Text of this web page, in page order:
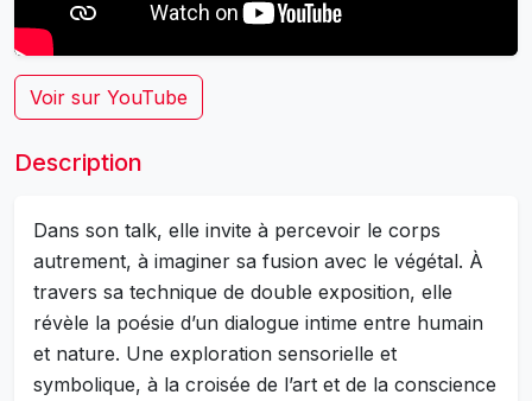
Voir sur YouTube
Description
Dans son talk, elle invite à percevoir le corps
autrement, à imaginer sa fusion avec le végétal. À
travers sa technique de double exposition, elle
révèle la poésie d’un dialogue intime entre humain
et nature. Une exploration sensorielle et
symbolique, à la croisée de l’art et de la conscience